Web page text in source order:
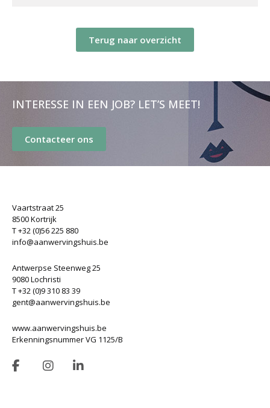
Terug naar overzicht
INTERESSE IN EEN JOB? LET’S MEET!
Contacteer ons
Vaartstraat 25
8500 Kortrijk
T +32 (0)56 225 880
info@aanwervingshuis.be
Antwerpse Steenweg 25
9080 Lochristi
T +32 (0)9 310 83 39
gent@aanwervingshuis.be
www.aanwervingshuis.be
Erkenningsnummer VG 1125/B